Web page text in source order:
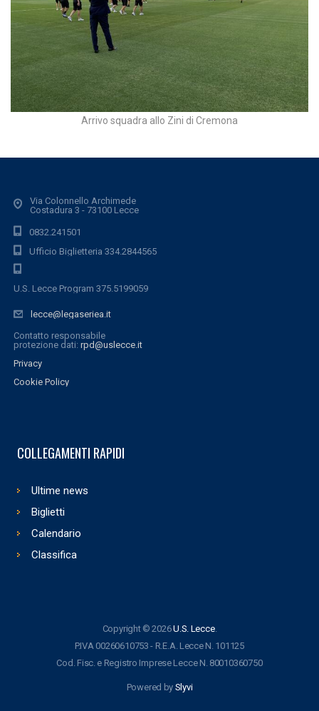
Arrivo squadra allo Zini di Cremona
Via Colonnello Archimede
Costadura 3 - 73100 Lecce
0832.241501
Ufficio Biglietteria 334.2844565
U.S. Lecce Program 375.5199059
lecce@legaseriea.it
Contatto responsabile
protezione dati: rpd@uslecce.it
Privacy
Cookie Policy
COLLEGAMENTI RAPIDI
Ultime news
Biglietti
Calendario
Classifica
Copyright © 2026U.S. Lecce.
P.IVA 00260610753 - R.E.A. Lecce N. 101125
Cod. Fisc. e Registro Imprese Lecce N. 80010360750
Powered by Slyvi